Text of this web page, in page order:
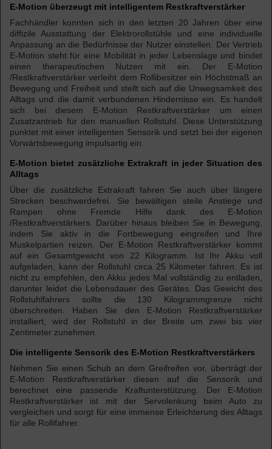
E-Motion überzeugt mit intelligentem Restkraftverstärker
Fachhändler konnten sich in den letzten 20 Jahren über eine
diffizile Ausstattung der Elektrorollstühle und eine individuelle
Anpassung an die Bedürfnisse der Nutzer einstellen. Der Vertrieb
E-Motion steht für eine Mobilität in jeder Lebenslage und bindet
einen therapeutischen Nutzen mit ein. Der E-Motion
/Restkraftverstärker verleiht dem Rollibesitzer ein Höchstmaß an
Bewegung und Freiheit und stellt sich auf die Unwegsamkeit des
Alltags und die damit verbundenen Hindernisse ein. Es handelt
sich bei diesem E-Motion Restkraftverstärker um einen
Zusatzantrieb für den manuellen Rollstuhl. Diese Unterstützung
punktet mit einer intelligenten Sensorik und setzt bei der eigenen
Vorwärtsbewegung impulsartig ein.
E-Motion bietet zusätzliche Extrakraft in jeder Situation des
Alltags
Über die zusätzliche Extrakraft fahren Sie auch über längere
Strecken beschwerdefrei. Sie bewältigen steile Anstiege und
Rampen ohne Fremde Hilfe dank des E-Motion
/Restkraftverstärkers. Darüber hinaus bleiben Sie in Bewegung,
indem Sie aktiv in die Fortbewegung eingreifen und Ihre
Muskelpartien reizen. Der E-Motion Restkraftverstärker kommt
auf ein Gesamtgewicht von 22 Kilogramm. Ist Ihr Akku voll
aufgeladen, kann der Rollstuhl circa 25 Kilometer fahren. Es ist
nicht zu empfehlen, den Akku jedes Mal vollständig zu entladen,
darunter leidet die Lebensdauer des Gerätes. Das Gewicht des
Rollstuhlfahrers sollte die 130 Kilogrammgrenze nicht
überschreiten. Haben Sie den E-Motion Restkraftverstärker
installiert, wird der Rollstuhl in der Breite um zwei bis vier
Zentimeter zunehmen.
Die intelligente Sensorik des E-Motion Restkraftverstärkers
Nehmen Sie einen Schub an dem Greifreifen vor, überträgt der
E-Motion Restkraftverstärker diesen auf die Sensorik und
berechnet eine passende Kraftunterstützung. Der E-Motion
Restkraftverstärker ist mit der Servolenkung beim Auto zu
vergleichen und sorgt für eine immense Erleichterung des Alltags
für alle Rollifahrer.